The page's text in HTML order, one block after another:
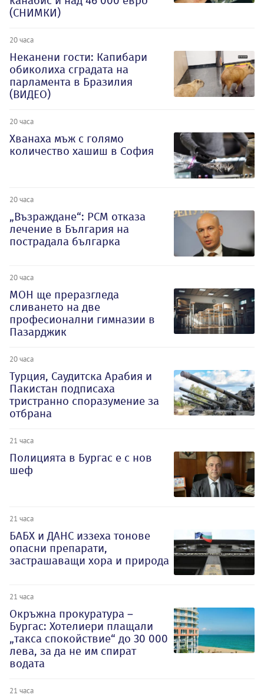
(СНИМКИ)
20 часа
Неканени гости: Капибари
обиколиха сградата на
парламента в Бразилия
(ВИДЕО)
20 часа
Хванаха мъж с голямо
количество хашиш в София
20 часа
„Възраждане“: РСМ отказа
лечение в България на
пострадала българка
20 часа
МОН ще преразгледа
сливането на две
професионални гимназии в
Пазарджик
20 часа
Турция, Саудитска Арабия и
Пакистан подписаха
тристранно споразумение за
отбрана
21 часа
Полицията в Бургас е с нов
шеф
21 часа
БАБХ и ДАНС иззеха тонове
опасни препарати,
застрашаващи хора и природа
21 часа
Окръжна прокуратура –
Бургас: Хотелиери плащали
„такса спокойствие“ до 30 000
лева, за да не им спират
водата
21 часа